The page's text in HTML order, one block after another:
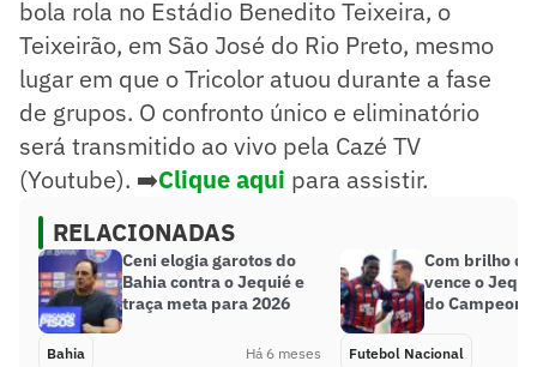
bola rola no Estádio Benedito Teixeira, o
Teixeirão, em São José do Rio Preto, mesmo
lugar em que o Tricolor atuou durante a fase
de grupos. O confronto único e eliminatório
será transmitido ao vivo pela Cazé TV
(Youtube). ➡️Clique aqui para assistir.
RELACIONADAS
Ceni elogia garotos do
Bahia contra o Jequié e
traça meta para 2026
Bahia Há 6 meses
Com brilho
vence o
do
Futebol Nacional